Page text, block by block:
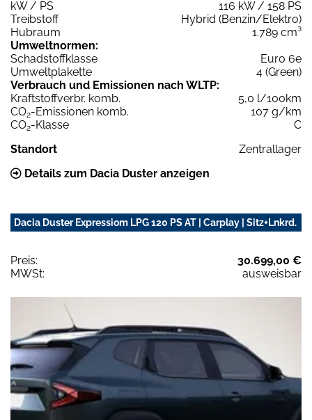
kW / PS
116 kW / 158 PS
Treibstoff
Hybrid (Benzin/Elektro)
Hubraum
1.789 cm³
Umweltnormen:
Schadstoffklasse
Euro 6e
Umweltplakette
4 (Green)
Verbrauch und Emissionen nach WLTP:
Kraftstoffverbr. komb.
5,0 l/100km
CO2-Emissionen komb.
107 g/km
CO2-Klasse
C
Standort
Zentrallager
Details zum Dacia Duster anzeigen
Dacia Duster Expressiom LPG 120 PS AT | Carplay | Sitz+Lnkrd.
Preis:
30.699,00 €
MWSt:
ausweisbar